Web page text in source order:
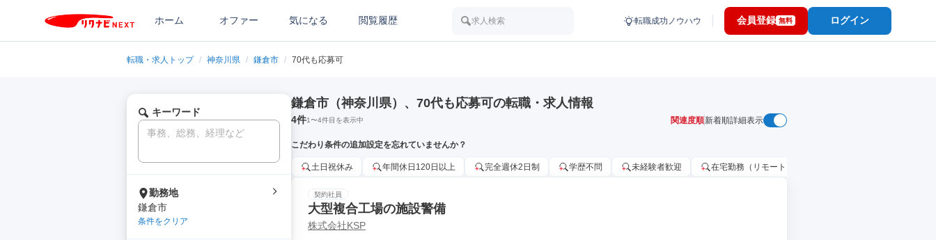
ホーム オファー 気になる 閲覧履歴 求人検索 転職成功ノウハウ 会員登録 無料 ログイン
転職・求人トップ / 神奈川県 / 鎌倉市 / 70代も応募可
キーワード
勤務地
鎌倉市
条件をクリア
鎌倉市（神奈川県）、70代も応募可の転職・求人情報
4件1〜4件目を表示中 関連度順新着順詳細表示
こだわり条件の追加設定を忘れていませんか？
土日祝休み 年間休日120日以上 完全週休2日制 学歴不問 未経験者歓迎 在宅勤務（リモートワーク）OK
契約社員
大型複合工場の施設警備
株式会社KSP